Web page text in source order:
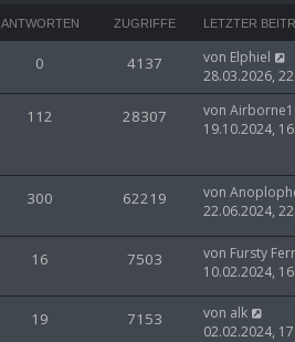
ANTWORTEN ZUGRIFFE LETZTER
0 4137 von Elphiel
28.03.2026,
112 28307 von
19.10.2024,
300 62219 von
22.06.2024,
16 7503 von Fursty
10.02.2024,
19 7153 von alk
02.02.2024,